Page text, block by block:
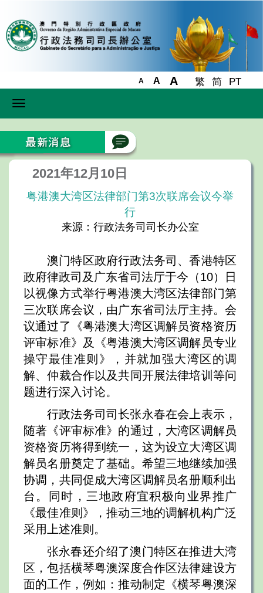
A A A 繁 简 PT
Toggle
2021年12月10日
粤港澳大湾区法律部门第3次联席会议今举
行
来源：行政法务司司长办公室
澳门特区政府行政法务司、香港特区
政府律政司及广东省司法厅于今（10）日
以视像方式举行粤港澳大湾区法律部门第
三次联席会议，由广东省司法厅主持。会
议通过了《粤港澳大湾区调解员资格资历
评审标准》及《粤港澳大湾区调解员专业
操守最佳准则》，并就加强大湾区的调
解、仲裁合作以及共同开展法律培训等问
题进行深入讨论。
行政法务司司长张永春在会上表示，
随著《评审标准》的通过，大湾区调解员
资格资历将得到统一，这为设立大湾区调
解员名册奠定了基础。希望三地继续加强
协调，共同促成大湾区调解员名册顺利出
台。同时，三地政府宜积极向业界推广
《最佳准则》，推动三地的调解机构广泛
采用上述准则。
张永春还介绍了澳门特区在推进大湾
区，包括横琴粤澳深度合作区法律建设方
面的工作，例如：推动制定《横琴粤澳深